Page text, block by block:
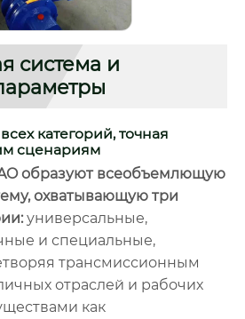
система и
категорий, точная
сценариям
образуют всеобъемлющую
охватывающую три
универсальные,
и специальные,
трансмиссионным
отраслей и рабочих
как